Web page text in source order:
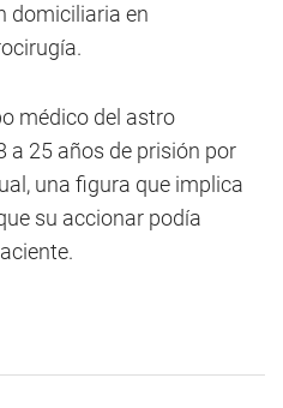
domiciliaria en
médico del astro
a 25 años de prisión por
una figura que implica
su accionar podía